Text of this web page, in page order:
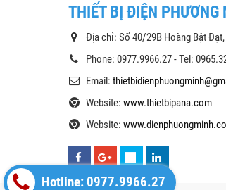
THIẾT BỊ ĐIỆN
Địa chỉ: Số 40/29B Hoàng Bật Đạt,
Phone: 0977.9966.27 - Tel:
Email:
Website: www.thietbipana.com
Website:
Hotline: 0977.9966.27